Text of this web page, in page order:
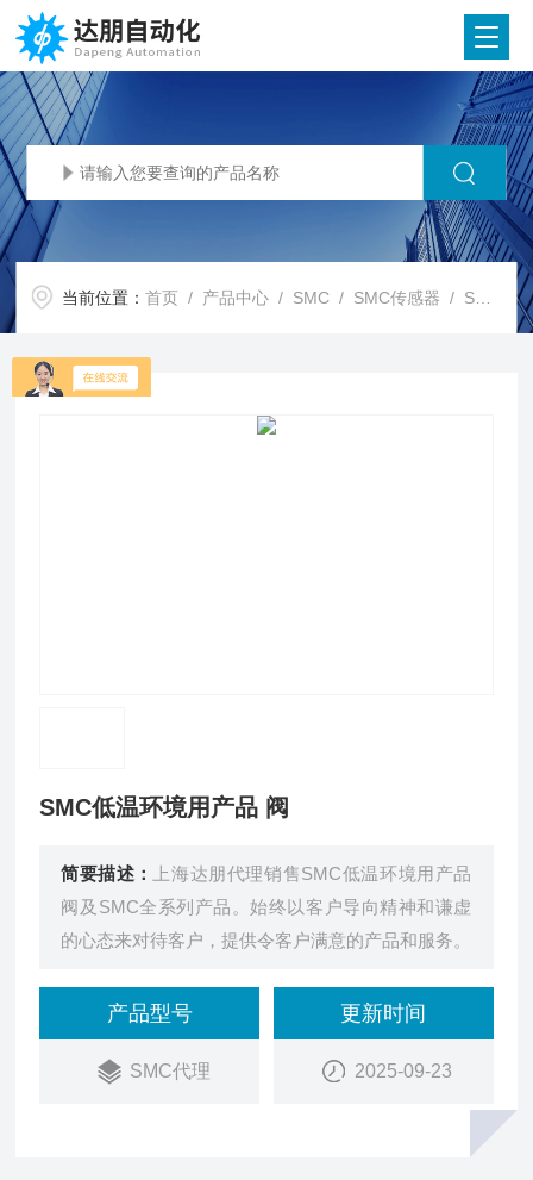
当前位置：首页 / 产品中心 / SMC / SMC传感器 / SMC代理SMC低温环境用产品 阀
SMC低温环境用产品 阀
简要描述：
上海达朋代理销售SMC低温环境用产品
阀及SMC全系列产品。始终以客户导向精神和谦虚
的心态来对待客户，提供令客户满意的产品和服务。
产品型号
SMC代理
更新时间
2025-09-23